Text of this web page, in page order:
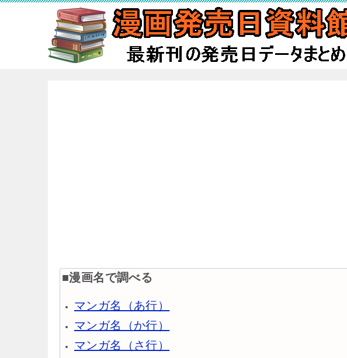
■漫画名で調べる
マンガ名（あ行）
マンガ名（か行）
マンガ名（さ行）